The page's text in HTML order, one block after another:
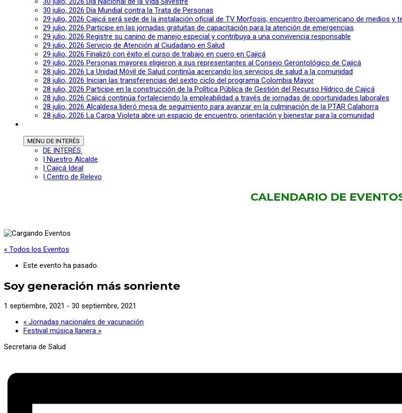
30 julio, 2026 Día Mundial contra la Trata de Personas
29 julio, 2026 Cajicá será sede de la instalación oficial de TV Morfosis, encuentro iberoamericano de medios y
29 julio, 2026 Participe en las jornadas gratuitas de capacitación para la atención de emergencias
29 julio, 2026 Registre su canino de manejo especial y contribuya a una convivencia responsable
29 julio, 2026 Servicio de Atención al Ciudadano en Salud
29 julio, 2026 Finalizó con éxito el curso de trabajo en cuero en Cajicá
29 julio, 2026 Personas mayores eligieron a sus representantes al Consejo Gerontológico de Cajicá
28 julio, 2026 La Unidad Móvil de Salud continúa acercando los servicios de salud a la comunidad
28 julio, 2026 Inician las transferencias del sexto ciclo del programa Colombia Mayor
28 julio, 2026 Participe en la construcción de la Política Pública de Gestión del Recurso Hídrico de Cajicá
28 julio, 2026 Cajicá continúa fortaleciendo la empleabilidad a través de jornadas de oportunidades laborales
28 julio, 2026 Alcaldesa lideró mesa de seguimiento para avanzar en la culminación de la PTAR Calahorra
28 julio, 2026 La Carpa Violeta abre un espacio de encuentro, orientación y bienestar para la comunidad
MENU DE INTERÉS
DE INTERÉS:
| Nuestro Alcalde
| Cajicá Ideal
| Centro de Relevo
CALENDARIO DE
« Todos los Eventos
Este evento ha pasado.
Soy generación más sonriente
1 septiembre, 2021 - 30 septiembre, 2021
« Jornadas nacionales de vacunación
Festival música llanera »
Secretaria de Salud